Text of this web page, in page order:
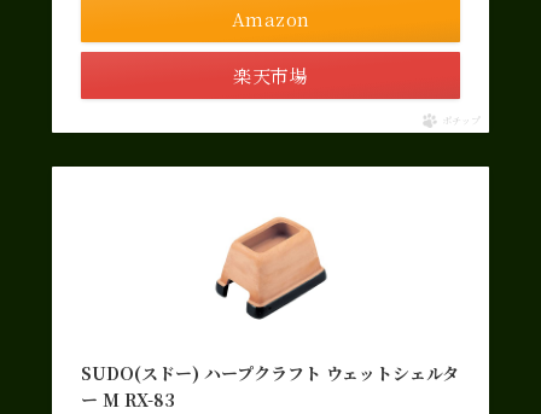
Amazon
楽天市場
ポチップ
SUDO(スドー) ハープクラフト ウェットシェルタ
ー M RX-83